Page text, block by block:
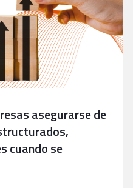
asegurarse de
cuando se